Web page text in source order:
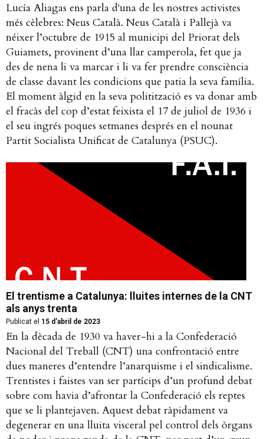
Lucía Aliagas ens parla d'una de les nostres activistes
més cèlebres: Neus Català. Neus Català i Pallejà va
néixer l’octubre de 1915 al municipi del Priorat dels
Guiamets, provinent d’una llar camperola, fet que ja
des de nena li va marcar i li va fer prendre consciència
de classe davant les condicions que patia la seva família.
El moment àlgid en la seva politització es va donar amb
el fracàs del cop d’estat feixista el 17 de juliol de 1936 i
el seu ingrés poques setmanes després en el nounat
Partit Socialista Unificat de Catalunya (PSUC).
El trentisme a Catalunya: lluites internes de la CNT
als anys trenta
Publicat el 15 d'abril de 2023
En la dècada de 1930 va haver-hi a la Confederació
Nacional del Treball (CNT) una confrontació entre
dues maneres d’entendre l’anarquisme i el sindicalisme.
Trentistes i faistes van ser partícips d’un profund debat
sobre com havia d’afrontar la Confederació els reptes
que se li plantejaven. Aquest debat ràpidament va
degenerar en una lluita visceral pel control dels òrgans